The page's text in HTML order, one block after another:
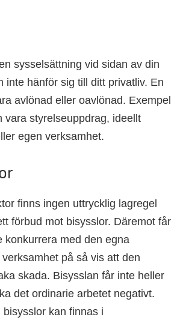
sysselsättning vid sidan av din
inte hänför sig till ditt privatliv. En
avlönad eller oavlönad. Exempel
vara styrelseuppdrag, ideellt
egen verksamhet.
finns ingen uttrycklig lagregel
förbud mot bisysslor. Däremot får
konkurrera med den egna
på så vis att den
skada. Bisysslan får inte heller
det ordinarie arbetet negativt.
bisysslor kan finnas i